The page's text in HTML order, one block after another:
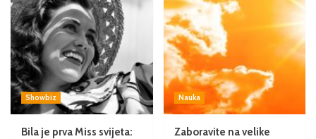
Showbiz
Bila je prva Miss svijeta:
Nauka
Zaboravite na velike